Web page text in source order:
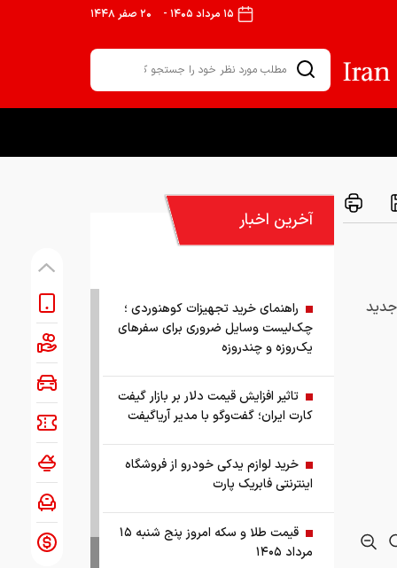
۱۵ مرداد ۱۴۰۵ - ۲۰ صفر ۱۴۴۸
طرح جدید
آخرین اخبار
راهنمای خرید تجهیزات کوهنوردی ؛
چک‌لیست وسایل ضروری برای سفرهای
یک‌روزه و چندروزه
تاثیر افزایش قیمت دلار بر بازار گیفت
کارت ایران؛ گفت‌وگو با مدیر آریاگیفت
خرید لوازم یدکی خودرو از فروشگاه
اینترنتی فابریک پارت
قیمت طلا و سکه امروز پنج شنبه ۱۵
مرداد ۱۴۰۵